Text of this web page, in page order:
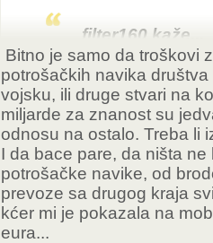
trošak za
filter160 kaže...
KIKI3ooo
A
pare.
oružje
odnos
teoriji
Bitno je samo da troškovi
potrošačkih navika
vojsku, ili druge stvari na
miljarde za znanost su
odnosu na ostalo. Treba li
I da bace pare, da ništa
potrošačke navike, od
prevoze sa drugog kraja
kćer mi je pokazala na
eura...